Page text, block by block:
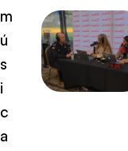
m
ú
s
i
c
a